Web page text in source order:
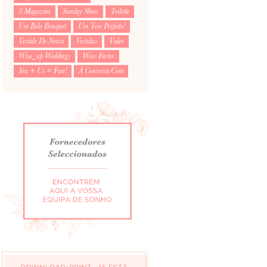
S Magazine
Sunday Shoes
Toilette
Um Belo Bouquet
Um Trio Perfeito!
Vestido De Noiva
Vestidus
Video
Wise_up Weddings
Wow Factor
You + Us = Fun!
À Conversa Com